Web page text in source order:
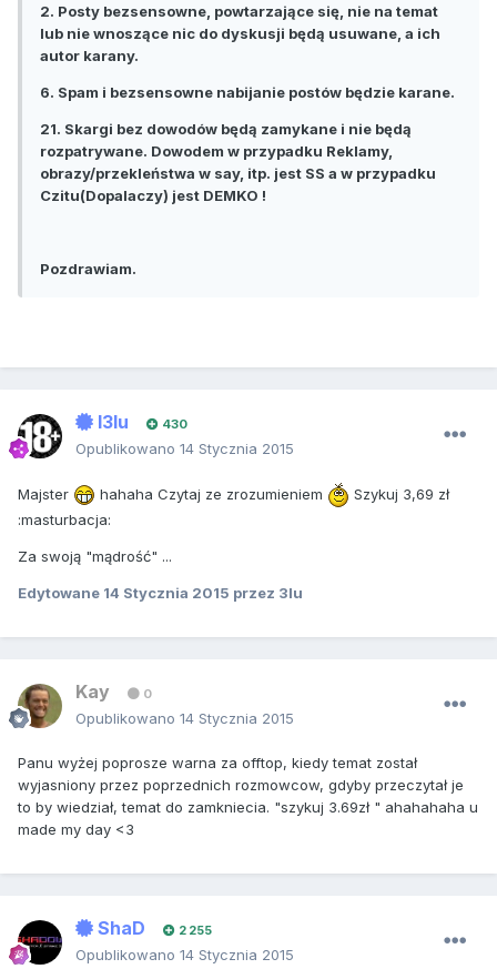
2. Posty bezsensowne, powtarzające się, nie na temat
lub nie wnoszące nic do dyskusji będą usuwane, a ich
autor karany.
6. Spam i bezsensowne nabijanie postów będzie karane.
21. Skargi bez dowodów będą zamykane i nie będą
rozpatrywane. Dowodem w przypadku Reklamy,
obrazy/przekleństwa w say, itp. jest SS a w przypadku
Czitu(Dopalaczy) jest DEMKO !
Pozdrawiam.
I3lu 430
Opublikowano 14 Stycznia 2015
Majster hahaha Czytaj ze zrozumieniem
Szykuj 3,69 zł
:masturbacja:
Za swoją "mądrość" ...
Edytowane 14 Stycznia 2015 przez 3lu
Kay 0
Opublikowano 14 Stycznia 2015
Panu wyżej poprosze warna za offtop, kiedy temat został
wyjasniony przez poprzednich rozmowcow, gdyby przeczytał je
to by wiedział, temat do zamkniecia. "szykuj 3.69zł " ahahahaha u
made my day <3
ShaD 2 255
Opublikowano 14 Stycznia 2015